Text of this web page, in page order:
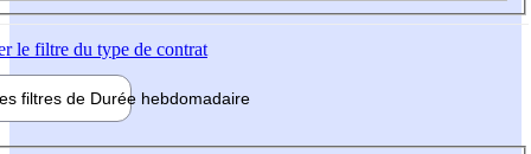
le filtre du type de contrat
filtres de Durée hebdomadaire